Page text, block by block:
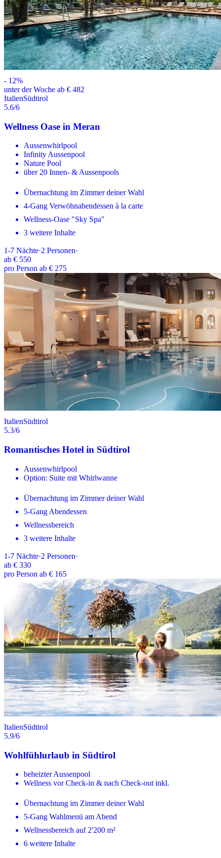
- 12%
unter der Woche ab € 482
ItalienSüdtirol
5.6/6
Wellness Oase in Meran
Aussenwhirlpool
Infinity Aussenpool
Nature Pool
über 20 Innen- & Aussenpools
Übernachtung im Zimmer deiner Wahl
4-Gang Verwöhnabendessen à la carte
Wellness-Oase "Sky Spa"
3 weitere Inhalte
1-7 Nächte·2 Personen·
ab € 550
pro Person ab € 275
ItalienSüdtirol
5.3/6
Romantisches Hotel in Südtirol
Aussenwhirlpool
Option: Suite mit Whirlwanne
Übernachtung im Zimmer deiner Wahl
5-Gang Abendessen
Wellnessbereich
3 weitere Inhalte
1-7 Nächte·2 Personen·
ab € 330
pro Person ab € 165
ItalienSüdtirol
5.9/6
Wohlfühlurlaub in Südtirol
beheizter Aussenpool
Wellness vor Check-in & nach Check-out inkl.
Übernachtung im Zimmer deiner Wahl
5-Gang Wahlmenü am Abend
Wellnessbereich auf 2'200 m²
6 weitere Inhalte